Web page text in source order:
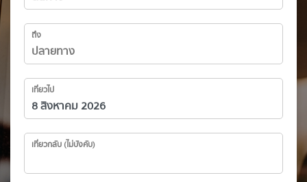
ถึง
เที่ยวไป
เที่ยวกลับ (ไม่บังคับ)